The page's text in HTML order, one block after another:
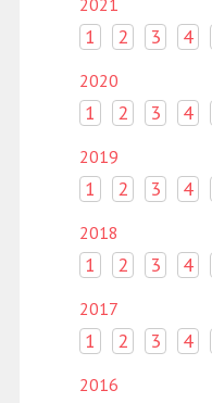
2021
1 2 3 4
2020
1 2 3 4
2019
1 2 3 4
2018
1 2 3 4
2017
1 2 3 4
2016